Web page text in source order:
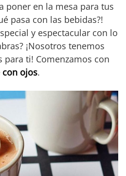
poner en la mesa para tus
pasa con las bebidas?!
y espectacular con lo
¡Nosotros tenemos
para ti! Comenzamos con
con ojos.